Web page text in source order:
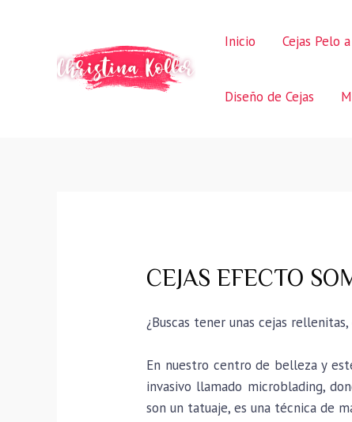
Inicio Cejas Pelo
Diseño de Cejas
CEJAS EFECTO
¿Buscas tener unas cejas
En nuestro centro de belleza y
invasivo llamado microblading,
son un tatuaje, es una técnica de